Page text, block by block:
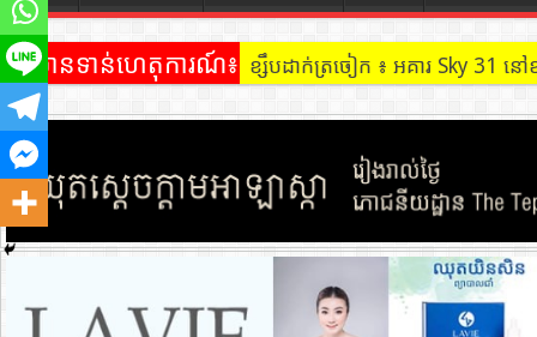
ព័ត៌មានទាន់ហេតុការណ៍៖ ខ្សឹបដាក់ត្រចៀក ៖ ដល់ករ ! ឈ្មួញដឹក